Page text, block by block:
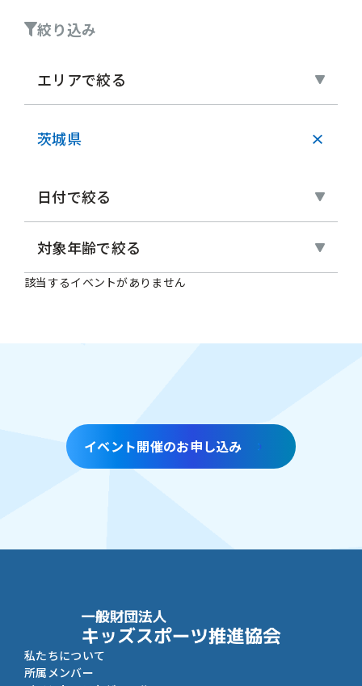
絞り込み
エリアで絞る
茨城県 ×
日付で絞る
対象年齢で絞る
該当するイベントがありません
イベント開催のお申し込み
私たちについて
所属メンバー